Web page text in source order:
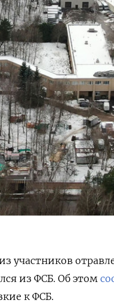
участников
из ФСБ. Об этом
к ФСБ.